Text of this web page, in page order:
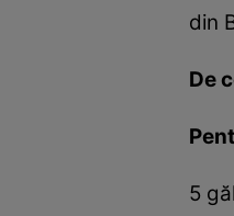
din
De
5